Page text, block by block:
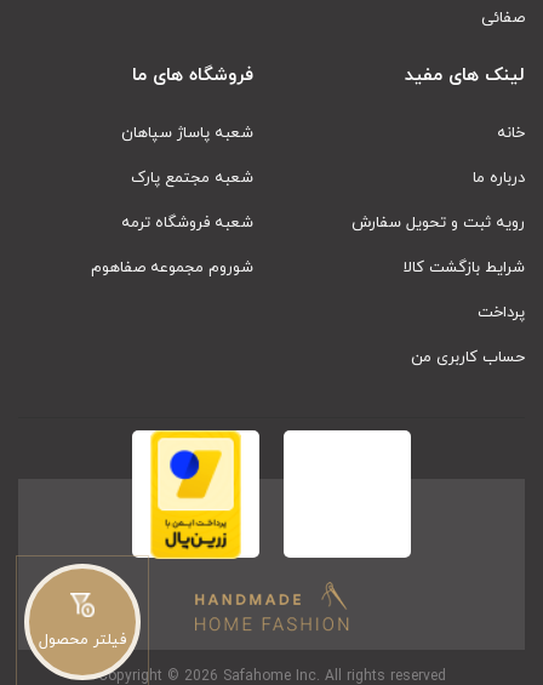
فیلتر محصول
صفائی
لینک های مفید
خانه
درباره ما
رویه ثبت و تحویل سفارش
شرایط بازگشت کالا
پرداخت
حساب کاربری من
فروشگاه های ما
شعبه پاساژ سپاهان
شعبه مجتمع پارک
شعبه فروشگاه ترمه
شوروم مجموعه صفاهوم
Copyright © 2026 Safahome Inc. All rights reserved